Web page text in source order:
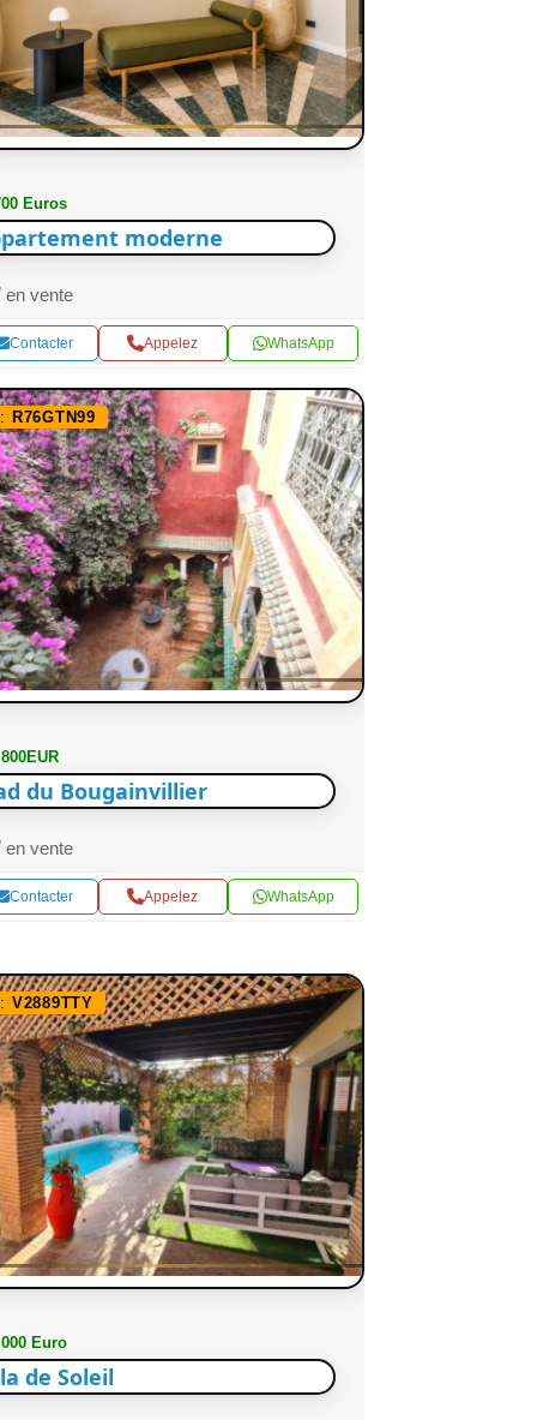
Euros
moderne
en vente
Contacter Appelez WhatsApp
R76GTN99
du Bougainvillier
en vente
Contacter Appelez WhatsApp
V2889TTY
Euro
de Soleil